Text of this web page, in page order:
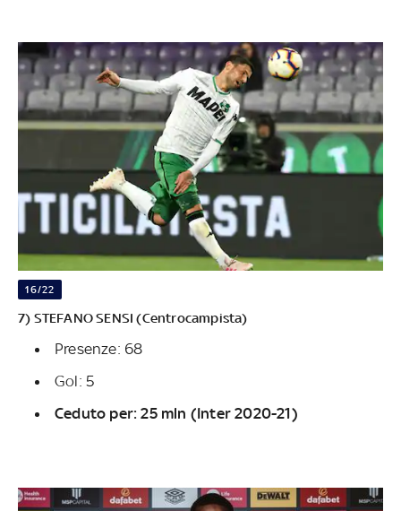
16/22
7) STEFANO SENSI (Centrocampista)
Presenze: 68
Gol: 5
Ceduto per: 25 mln (Inter 2020-21)